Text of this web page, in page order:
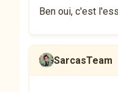
Ben oui, c'est
SarcasTeam